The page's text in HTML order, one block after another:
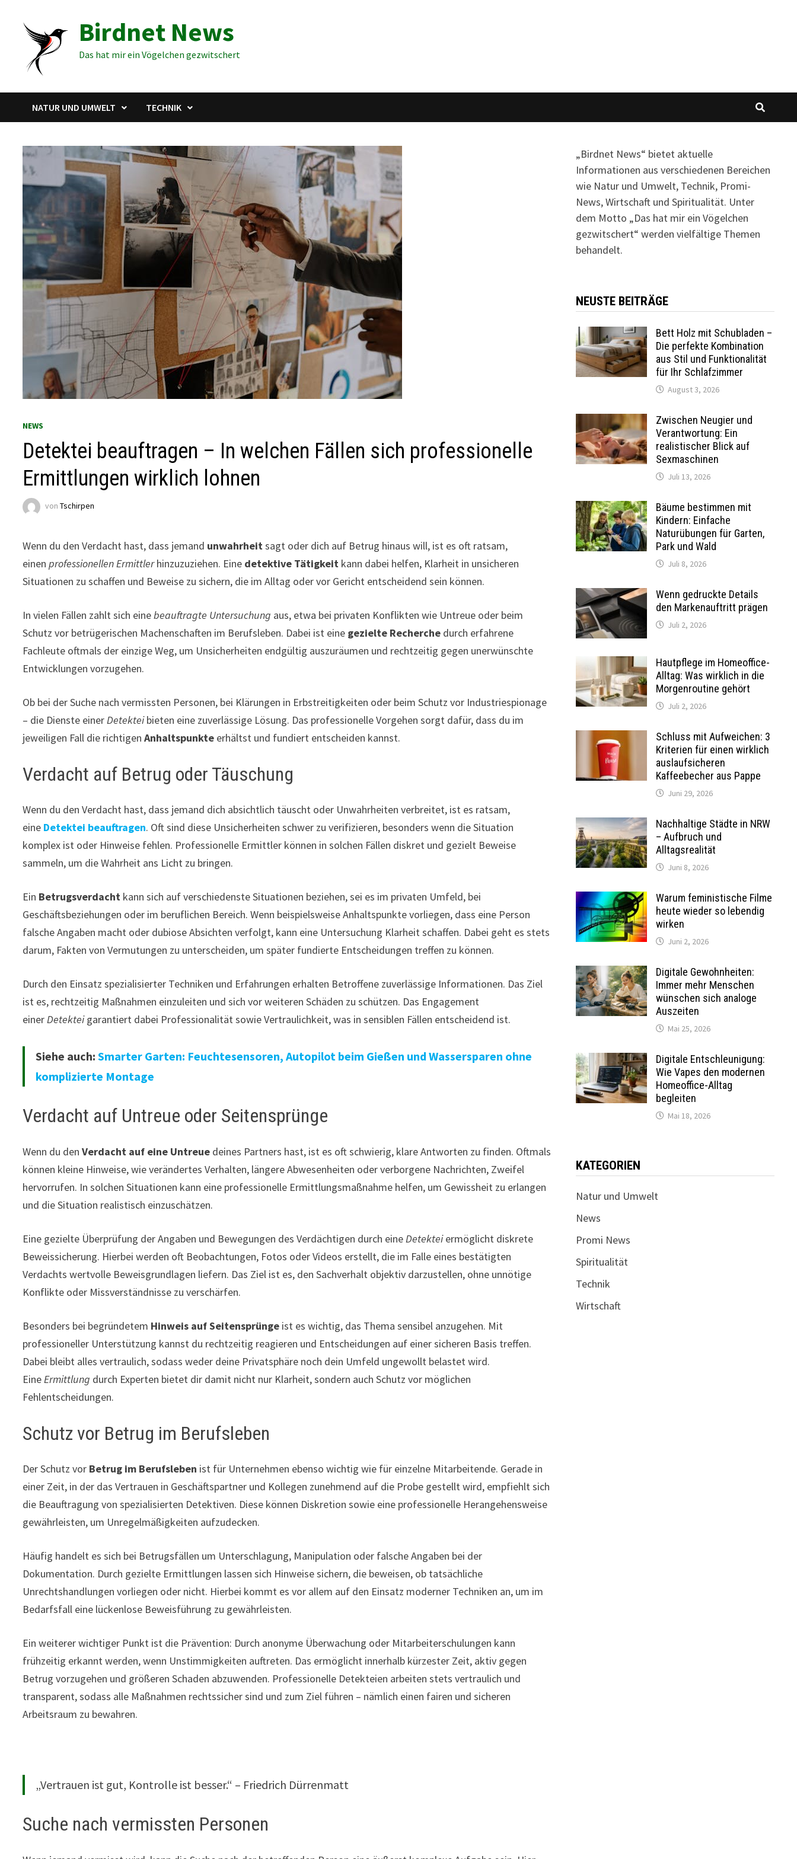
Inhalt
springen
Birdnet News
Das hat mir ein Vögelchen gezwitschert
NATUR UND UMWELT TECHNIK
NEWS
Detektei beauftragen – In welchen Fällen sich professionelle
Ermittlungen wirklich lohnen
vonTschirpen
Wenn du den Verdacht hast, dass jemand unwahrheit sagt oder dich auf Betrug hinaus will, ist es oft ratsam,
einenprofessionellen Ermittlerhinzuzuziehen. Eine detektive Tätigkeit kann dabei helfen, Klarheit in unsicheren
Situationen zu schaffen und Beweise zu sichern, die im Alltag oder vor Gericht entscheidend sein können.
In vielen Fällen zahlt sich einebeauftragte Untersuchung aus, etwa bei privaten Konflikten wie Untreue oder beim
Schutz vor betrügerischen Machenschaften im Berufsleben. Dabei ist eine gezielte Recherche durch erfahrene
Fachleute oftmals der einzige Weg, um Unsicherheiten endgültig auszuräumen und rechtzeitig gegen unerwünschte
Entwicklungen vorzugehen.
Ob bei der Suche nach vermissten Personen, bei Klärungen in Erbstreitigkeiten oder beim Schutz vor Industriespionage
– die Dienste einer Detekteibieten eine zuverlässige Lösung. Das professionelle Vorgehen sorgt dafür, dass du im
jeweiligen Fall die richtigenAnhaltspunkte erhältst und fundiert entscheiden kannst.
Verdacht auf Betrug oder Täuschung
Wenn du den Verdacht hast, dass jemand dich absichtlich täuscht oder Unwahrheiten verbreitet, ist es ratsam,
eine Detektei beauftragen. Oft sind diese Unsicherheiten schwer zu verifizieren, besonders wenn die Situation
komplex ist oder Hinweise fehlen. Professionelle Ermittler können in solchen Fällen diskret und gezielt Beweise
sammeln, um die Wahrheit ans Licht zu bringen.
Ein Betrugsverdacht kann sich auf verschiedenste Situationen beziehen, sei es im privaten Umfeld, bei
Geschäftsbeziehungen oder im beruflichen Bereich. Wenn beispielsweise Anhaltspunkte vorliegen, dass eine Person
falsche Angaben macht oder dubiose Absichten verfolgt, kann eine Untersuchung Klarheit schaffen. Dabei geht es stets
darum, Fakten von Vermutungen zu unterscheiden, um später fundierte Entscheidungen treffen zu können.
Durch den Einsatz spezialisierter Techniken und Erfahrungen erhalten Betroffene zuverlässige Informationen. Das Ziel
ist es, rechtzeitig Maßnahmen einzuleiten und sich vor weiteren Schäden zu schützen. Das Engagement
einerDetekteigarantiert dabei Professionalität sowie Vertraulichkeit, was in sensiblen Fällen entscheidend ist.
Siehe auch:Smarter Garten: Feuchtesensoren, Autopilot beim Gießen und Wassersparen ohne
komplizierte Montage
Verdacht auf Untreue oder Seitensprünge
Wenn du denVerdacht auf eine Untreue deines Partners hast, ist es oft schwierig, klare Antworten zu finden. Oftmals
können kleine Hinweise, wie verändertes Verhalten, längere Abwesenheiten oder verborgene Nachrichten, Zweifel
hervorrufen. In solchen Situationen kann eine professionelle Ermittlungsmaßnahme helfen, um Gewissheit zu erlangen
und die Situation realistisch einzuschätzen.
Eine gezielte Überprüfung der Angaben und Bewegungen des Verdächtigen durch eineDetekteiermöglicht diskrete
Beweissicherung. Hierbei werden oft Beobachtungen, Fotos oder Videos erstellt, die im Falle eines bestätigten
Verdachts wertvolle Beweisgrundlagen liefern. Das Ziel ist es, den Sachverhalt objektiv darzustellen, ohne unnötige
Konflikte oder Missverständnisse zu verschärfen.
Besonders bei begründetem Hinweis auf Seitensprünge ist es wichtig, das Thema sensibel anzugehen. Mit
professioneller Unterstützung kannst du rechtzeitig reagieren und Entscheidungen auf einer sicheren Basis treffen.
Dabei bleibt alles vertraulich, sodass weder deine Privatsphäre noch dein Umfeld ungewollt belastet wird.
EineErmittlung durch Experten bietet dir damit nicht nur Klarheit, sondern auch Schutz vor möglichen
Fehlentscheidungen.
Schutz vor Betrug im Berufsleben
Der Schutz vor Betrug im Berufsleben ist für Unternehmen ebenso wichtig wie für einzelne Mitarbeitende. Gerade in
einer Zeit, in der das Vertrauen in Geschäftspartner und Kollegen zunehmend auf die Probe gestellt wird, empfiehlt sich
die Beauftragung von spezialisierten Detektiven. Diese können Diskretion sowie eine professionelle Herangehensweise
gewährleisten, um Unregelmäßigkeiten aufzudecken.
Häufig handelt es sich bei Betrugsfällen um Unterschlagung, Manipulation oder falsche Angaben bei der
Dokumentation. Durch gezielte Ermittlungen lassen sich Hinweise sichern, die beweisen, ob tatsächliche
Unrechtshandlungen vorliegen oder nicht. Hierbei kommt es vor allem auf den Einsatz moderner Techniken an, um im
Bedarfsfall eine lückenlose Beweisführung zu gewährleisten.
Ein weiterer wichtiger Punkt ist die Prävention: Durch anonyme Überwachung oder Mitarbeiterschulungen kann
frühzeitig erkannt werden, wenn Unstimmigkeiten auftreten. Das ermöglicht innerhalb kürzester Zeit, aktiv gegen
Betrug vorzugehen und größeren Schaden abzuwenden. Professionelle Detekteien arbeiten stets vertraulich und
transparent, sodass alle Maßnahmen rechtssicher sind und zum Ziel führen – nämlich einen fairen und sicheren
Arbeitsraum zu bewahren.
„Vertrauen ist gut, Kontrolle ist besser.“ – Friedrich Dürrenmatt
Suche nach vermissten Personen
„Birdnet News“ bietet aktuelle
Informationen aus verschiedenen Bereichen
wie Natur und Umwelt, Technik, Promi-
News, Wirtschaft und Spiritualität. Unter
dem Motto „Das hat mir ein Vögelchen
gezwitschert“ werden vielfältige Themen
behandelt.
NEUSTE BEITRÄGE
Bett Holz mit Schubladen –
Die perfekte Kombination
aus Stil und Funktionalität
für Ihr Schlafzimmer
August 3, 2026
Zwischen Neugier und
Verantwortung: Ein
realistischer Blick auf
Sexmaschinen
Juli 13, 2026
Bäume bestimmen mit
Kindern: Einfache
Naturübungen für Garten,
Park und Wald
Juli 8, 2026
Wenn gedruckte Details
den Markenauftritt prägen
Juli 2, 2026
Hautpflege im Homeoffice-
Alltag: Was wirklich in die
Morgenroutine gehört
Juli 2, 2026
Schluss mit Aufweichen: 3
Kriterien für einen wirklich
auslaufsicheren
Kaffeebecher aus Pappe
Juni 29, 2026
Nachhaltige Städte in NRW
– Aufbruch und
Alltagsrealität
Juni 8, 2026
Warum feministische Filme
heute wieder so lebendig
wirken
Juni 2, 2026
Digitale Gewohnheiten:
Immer mehr Menschen
wünschen sich analoge
Auszeiten
Mai 25, 2026
Digitale Entschleunigung:
Wie Vapes den modernen
Homeoffice-Alltag
begleiten
Mai 18, 2026
KATEGORIEN
Natur und Umwelt
News
Promi News
Spiritualität
Technik
Wirtschaft